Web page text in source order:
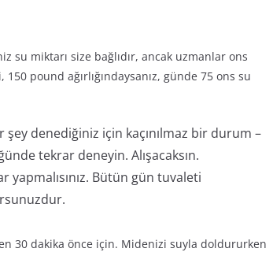
su miktarı size bağlıdır, ancak uzmanlar ons
150 pound ağırlığındaysanız, günde 75 ons su
denediğiniz için kaçınılmaz bir durum –
tekrar deneyin. Alışacaksın.
Bütün gün tuvaleti
30 dakika önce için. Midenizi suyla doldururken